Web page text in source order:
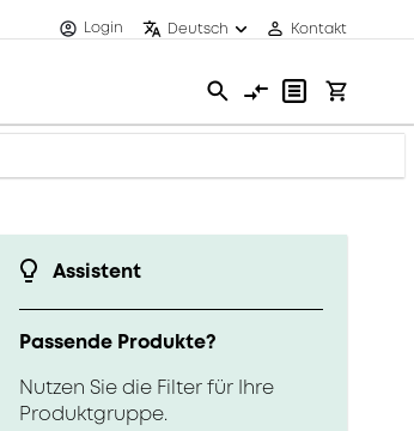
Login Deutsch Kontakt
Assistent
Passende Produkte?
Nutzen Sie die Filter für Ihre
Produktgruppe.